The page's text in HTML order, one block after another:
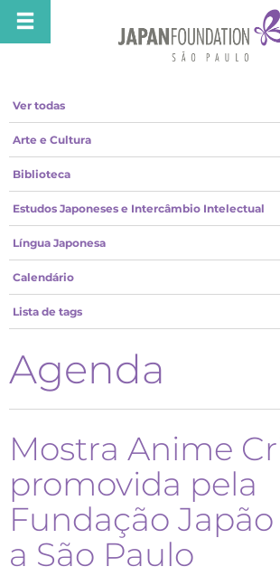
Ver todas
Arte e Cultura
Biblioteca
Estudos Japoneses e Intercâmbio Intelectual
Língua Japonesa
Calendário
Lista de tags
Agenda
Mostra Anime
promovida pela
Fundação
a São Paulo